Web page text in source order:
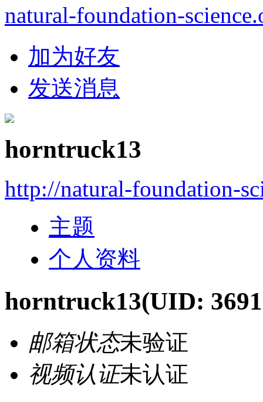
natural-foundation-
加为好友
发送消息
horntruck13
http://natural-foundation-
主题
个人资料
horntruck13(UID:
邮箱状态未验证
视频认证未认证